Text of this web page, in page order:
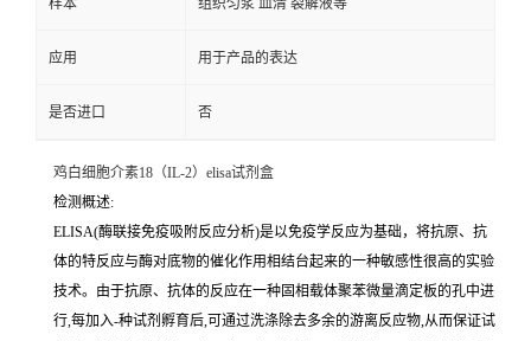
样本 组织匀浆 血清 裂解液等
应用 用于产品的表达
是否进口 否
鸡白细胞介素18（IL-2）elisa试剂盒
检测概述:
ELISA(酶联接免疫吸附反应分析)是以免疫学反应为基础，将抗原、抗
体的特反应与酶对底物的催化作用相结台起来的一种敏感性很高的实验
技术。由于抗原、抗体的反应在一种固相载体聚苯微量滴定板的孔中进
行,每加入-种试剂孵育后,可通过洗涤除去多余的游离反应物,从而保证试